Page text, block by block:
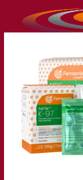
Nossa empresa
Sobre nós
O